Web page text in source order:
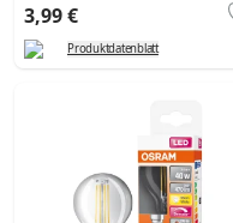
3,99 €
Produktdatenblatt